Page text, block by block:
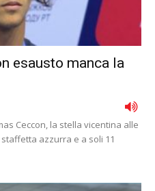
esausto manca la
Ceccon, la stella vicentina alle
azzurra e a soli 11